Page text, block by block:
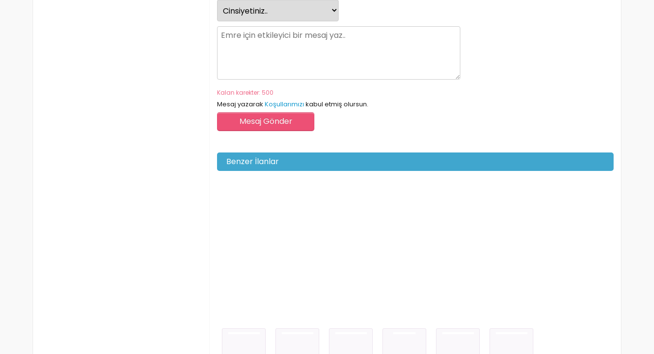
Kalan karekter: 500
Mesaj yazarakKoşullarımızı kabul etmiş olursun.
Benzer İlanlar